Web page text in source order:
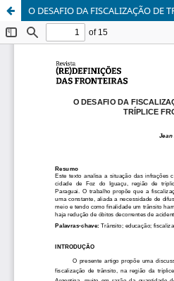
O DESAFIO DA FISCALIZAÇÃO DE